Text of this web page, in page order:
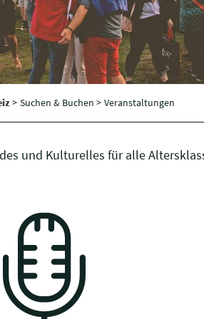
> Suchen & Buchen > Veranstaltungen
und Kulturelles für alle